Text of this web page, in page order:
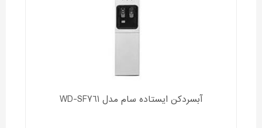
آبسردکن ایستاده سام مدل WD-SF761